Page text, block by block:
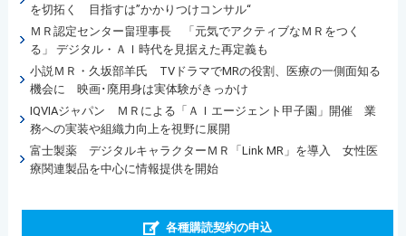
を切拓く 目指すは”かかりつけコンサル“
ＭＲ認定センター畠理事長 「元気でアクティブなＭＲをつく
る」 デジタル・ＡＩ時代を見据えた再定義も
小説ＭＲ・久坂部羊氏 TVドラマでMRの役割、医療の一側面知る
機会に 映画･廃用身は実体験がきっかけ
IQVIAジャパン ＭＲによる「ＡＩエージェント甲子園」開催 業
務への実装や組織力向上を視野に展開
富士製薬 デジタルキャラクターＭＲ「Link MR」を導入 女性医
療関連製品を中心に情報提供を開始
各種購読契約の申込